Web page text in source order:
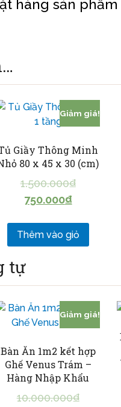
hàng sản
Giảm giá!
Giầy Thông Minh
80 x 45 x 30 (cm)
1.500.000₫
750.000₫
Thêm vào giỏ
tự
Giảm giá!
Bàn Ăn 1m2 kết hợp
Ghế Venus Trám –
Hàng Nhập Khẩu
10.000.000₫